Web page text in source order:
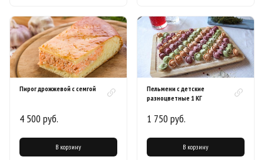
Пирог дрожжевой с семгой
4 500 руб.
В корзину
Пельмени с детские
разноцветные 1 КГ
1 750 руб.
В корзину